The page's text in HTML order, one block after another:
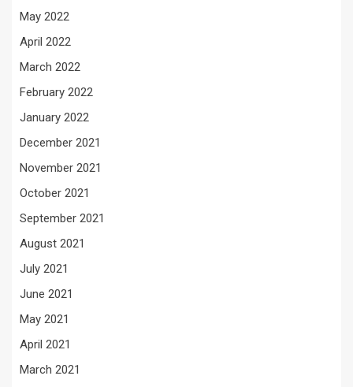
May 2022
April 2022
March 2022
February 2022
January 2022
December 2021
November 2021
October 2021
September 2021
August 2021
July 2021
June 2021
May 2021
April 2021
March 2021